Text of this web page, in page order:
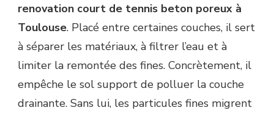
renovation court de tennis beton poreux à
Toulouse. Placé entre certaines couches, il sert
à séparer les matériaux, à filtrer l’eau et à
limiter la remontée des fines. Concrètement, il
empêche le sol support de polluer la couche
drainante. Sans lui, les particules fines migrent